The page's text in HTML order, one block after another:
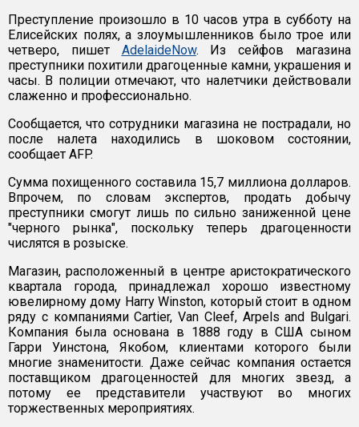
Преступление произошло в 10 часов утра в субботу на
Елисейских полях, а злоумышленников было трое или
четверо, пишет AdelaideNow. Из сейфов магазина
преступники похитили драгоценные камни, украшения и
часы. В полиции отмечают, что налетчики действовали
слаженно и профессионально.
Сообщается, что сотрудники магазина не пострадали, но
после налета находились в шоковом состоянии,
сообщает AFP.
Сумма похищенного составила 15,7 миллиона долларов.
Впрочем, по словам экспертов, продать добычу
преступники смогут лишь по сильно заниженной цене
"черного рынка", поскольку теперь драгоценности
числятся в розыске.
Магазин, расположенный в центре аристократического
квартала города, принадлежал хорошо известному
ювелирному дому Harry Winston, который стоит в одном
ряду с компаниями Cartier, Van Cleef, Arpels and Bulgari.
Компания была основана в 1888 году в США сыном
Гарри Уинстона, Якобом, клиентами которого были
многие знаменитости. Даже сейчас компания остается
поставщиком драгоценностей для многих звезд, а
потому ее представители участвуют во многих
торжественных мероприятиях.